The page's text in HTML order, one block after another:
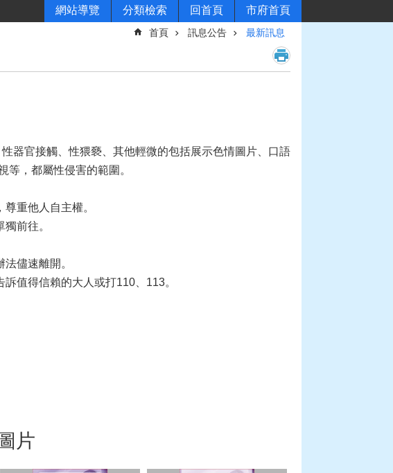
網站導覽 分類檢索 回首頁 市府首頁
首頁 訊息公告 最新訊息
器官接觸、性猥褻、其他輕微的包括展示色情圖片、口語
等，都屬性侵害的範圍。
重他人自主權。
前往。
儘速離開。
值得信賴的大人或打110、113。
片